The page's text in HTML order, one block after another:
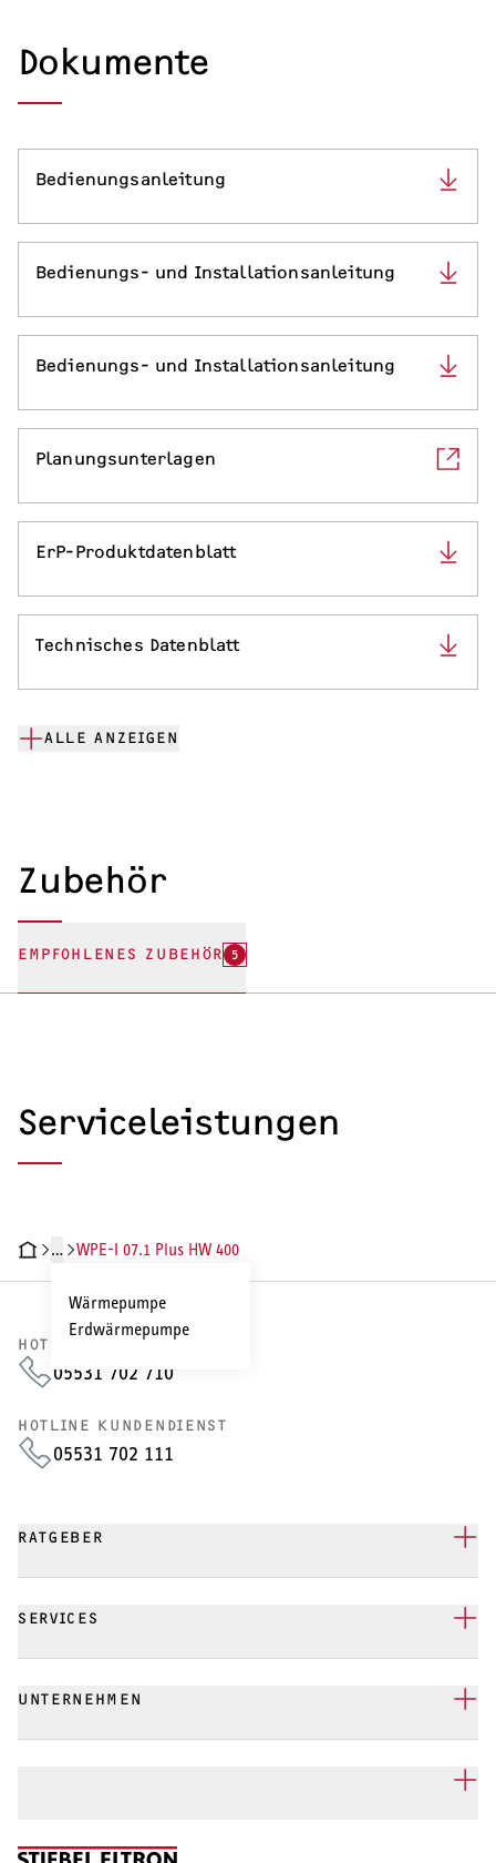
Dokumente
Bedienungsanleitung
Bedienungs- und Installationsanleitung
Bedienungs- und Installationsanleitung
Planungsunterlagen
ErP-Produktdatenblatt
Technisches Datenblatt
ALLE ANZEIGEN
Zubehör
EMPFOHLENES ZUBEHÖR 5
Serviceleistungen
TECHNISCHE DATEN
…
Wärmepumpe
Erdwärmepumpe
WPE-I 07.1 Plus HW 400
HOTLINE VERTRIEB
05531 702 710
HOTLINE KUNDENDIENST
05531 702 111
RATGEBER
SERVICES
UNTERNEHMEN